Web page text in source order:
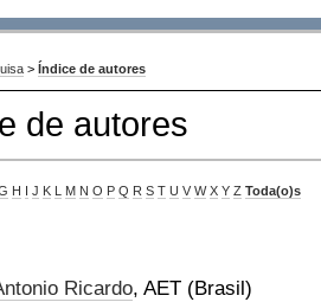
> Índice de autores
de autores
H I J K L M N O P Q R S T U V W X Y Z Toda(o)s
Ricardo, AET (Brasil)